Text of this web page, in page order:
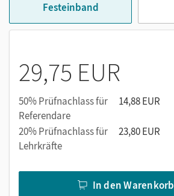
Festeinband
29,75 EUR
50% Prüfnachlass für
Referendare
14,88 EUR
20% Prüfnachlass für
Lehrkräfte
23,80 EUR
In den Warenkorb